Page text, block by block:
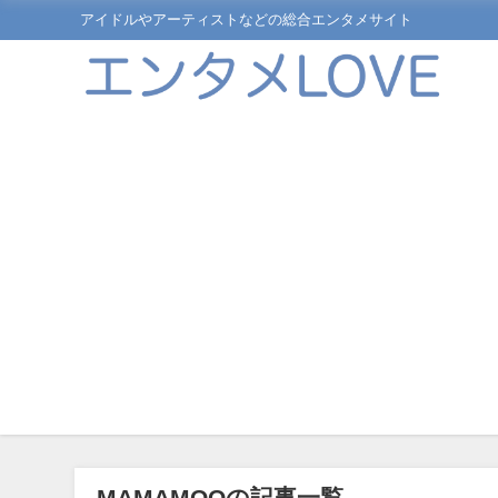
アイドルやアーティストなどの総合エンタメサイト